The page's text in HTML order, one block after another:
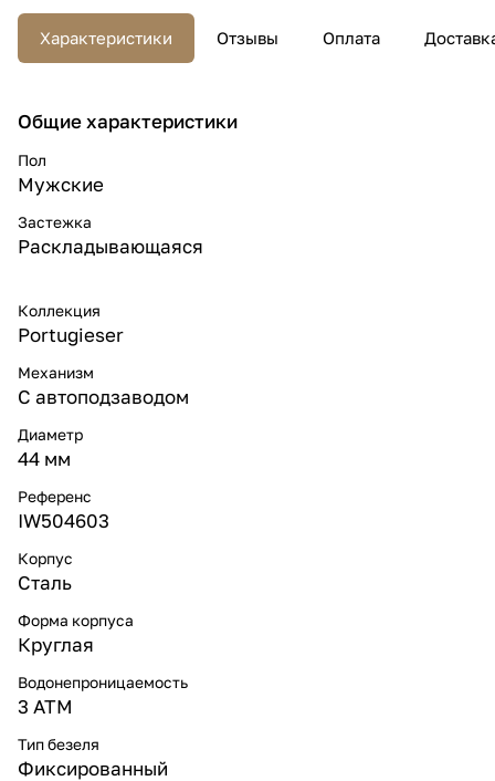
Характеристики Отзывы Оплата
Общие характеристики
Пол
Мужские
Застежка
Раскладывающаяся
Коллекция
Portugieser
Механизм
С автоподзаводом
Диаметр
44 мм
Референс
IW504603
Корпус
Сталь
Форма корпуса
Круглая
Водонепроницаемость
3 ATM
Тип безеля
Фиксированный